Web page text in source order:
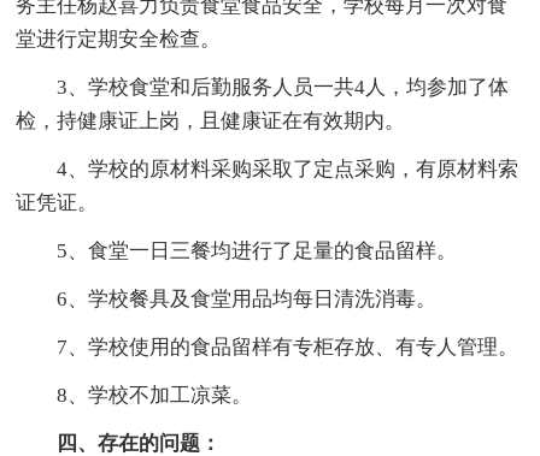
务主任杨赵喜力负责食堂食品安全，学校每月一次对食
堂进行定期安全检查。
3、学校食堂和后勤服务人员一共4人，均参加了体
检，持健康证上岗，且健康证在有效期内。
4、学校的原材料采购采取了定点采购，有原材料索
证凭证。
5、食堂一日三餐均进行了足量的食品留样。
6、学校餐具及食堂用品均每日清洗消毒。
7、学校使用的食品留样有专柜存放、有专人管理。
8、学校不加工凉菜。
四、存在的问题：